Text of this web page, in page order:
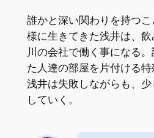
誰かと深い関わりを持つ
様に生きてきた浅井は、
川の会社で働く事になる
た人達の部屋を片付ける特
浅井は失敗しながらも、
していく。